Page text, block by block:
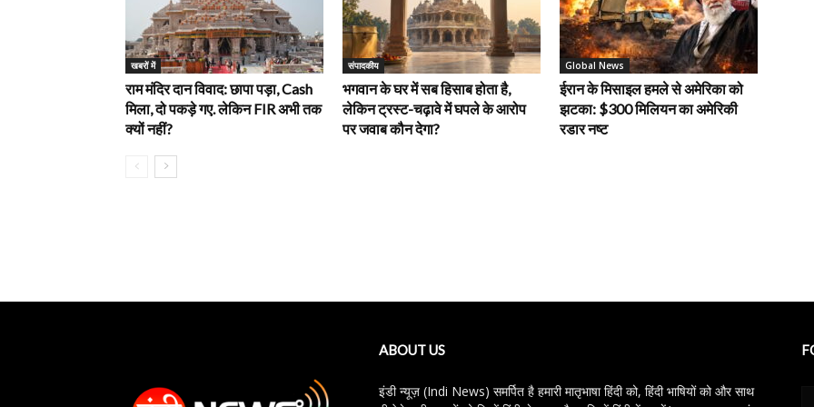
खबरों में
राम मंदिर दान विवाद: छापा पड़ा, Cash
मिला, दो पकड़े गए. लेकिन FIR अभी तक
क्यों नहीं?
‎संपादकीय
भगवान के घर में सब हिसाब होता है,
लेकिन ट्रस्ट-चढ़ावे में घपले के आरोप
पर जवाब कौन देगा?
Global News
ईरान के मिसाइल हमले से अमेरिका को
झटका: $300 मिलियन का अमेरिकी
रडार नष्ट
ABOUT US
इंडी न्यूज़ (Indi News) समर्पित है हमारी मातृभाषा हिंदी को, हिंदी भाषियों को और साथ